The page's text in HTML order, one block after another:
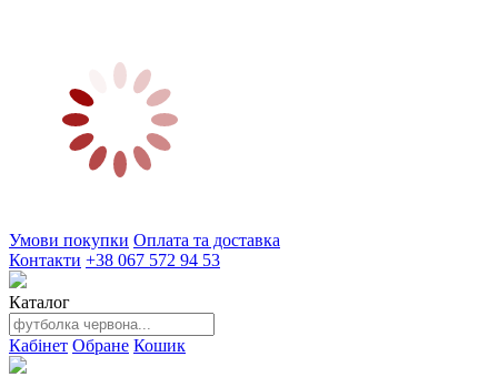
Умови покупки Оплата та доставка
Контакти +38 067 572 94 53
Каталог
Кабінет Обране Кошик